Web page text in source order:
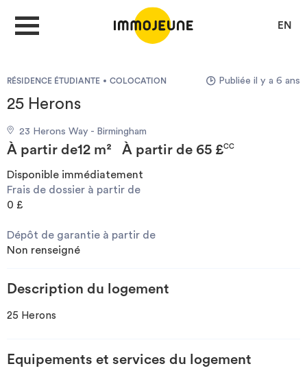
EN
DÉPOSER UNE ANNONCE
Je cherche un logement
Je propose un bien
Investir
Blog
RÉSIDENCE ÉTUDIANTE COLOCATION Publiée il y a 6 ans
25 Herons
23 Herons Way - Birmingham
À partir de12 m² À partir de 65 £CC
Disponible immédiatement
Frais de dossier à partir de
0 £
Dépôt de garantie à partir de
Non renseigné
Description du logement
25 Herons
Equipements et services du logement